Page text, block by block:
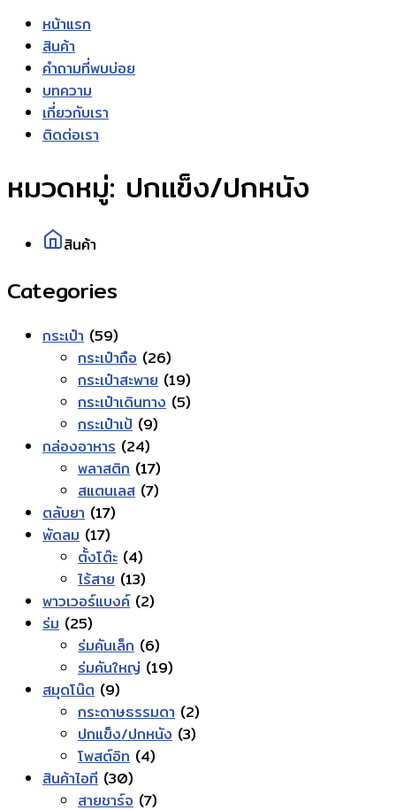
หน้าแรก
สินค้า
คำถามที่พบบ่อย
บทความ
เกี่ยวกับเรา
ติดต่อเรา
หมวดหมู่: ปกแข็ง/ปกหนัง
สินค้า
Categories
กระเป๋า 5959
สินค้า
กระเป๋าถือ 2626
สินค้า
กระเป๋าสะพาย 1919
สินค้า
กระเป๋าเดินทาง 55
กระเป๋าเป้ 99
กล่องอาหาร 2424
สินค้า
พลาสติก 1717
สินค้า
สแตนเลส 77
ตลับยา 1717
พัดลม 1717
สินค้า
ตั้งโต๊ะ 44
สินค้า
ไร้สาย 1313
สินค้า
พาวเวอร์แบงค์ 22
ร่ม 2525
สินค้า
ร่มคันเล็ก 66
สินค้า
ร่มคันใหญ่ 1919
สมุดโน๊ต 99
สินค้า
กระดาษธรรมดา 22
สินค้า
ปกแข็ง/ปกหนัง 33
โพสต์อิท 44
สินค้าไอที 3030
สินค้า
สายชาร์จ 77